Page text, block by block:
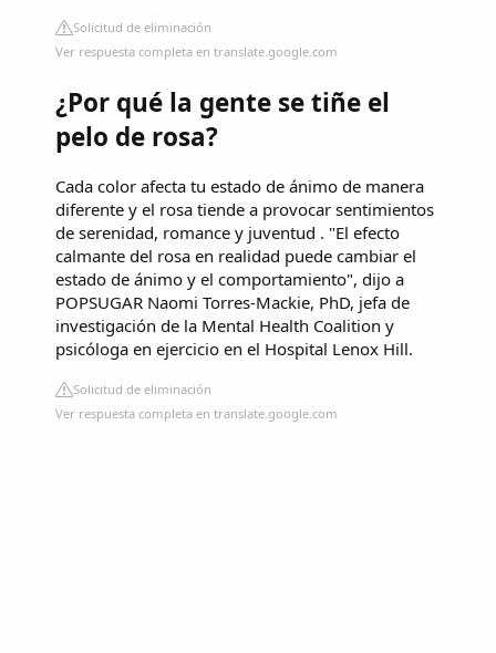
Solicitud de eliminación
Ver respuesta completa en translate.google.com
¿Por qué la gente se tiñe el
pelo de rosa?
Cada color afecta tu estado de ánimo de manera
diferente y el rosa tiende a provocar sentimientos
de serenidad, romance y juventud . "El efecto
calmante del rosa en realidad puede cambiar el
estado de ánimo y el comportamiento", dijo a
POPSUGAR Naomi Torres-Mackie, PhD, jefa de
investigación de la Mental Health Coalition y
psicóloga en ejercicio en el Hospital Lenox Hill.
Solicitud de eliminación
Ver respuesta completa en translate.google.com